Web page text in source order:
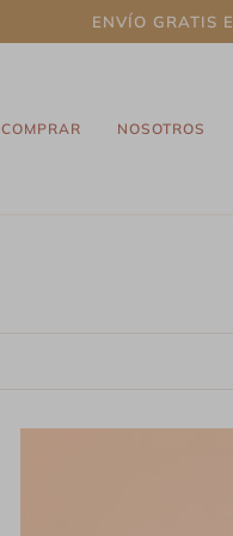
ENVÍO GRATIS EN
COMPRAR NOSOTROS